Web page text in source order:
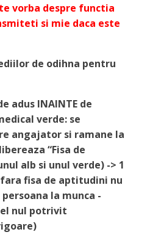
vorba despre functia
si mie daca este
de odihna pentru
adus INAINTE de
verde: se
angajator si ramane la
“Fisa de
alb si unul verde) -> 1
fisa de aptitudini nu
la munca -
nul potrivit